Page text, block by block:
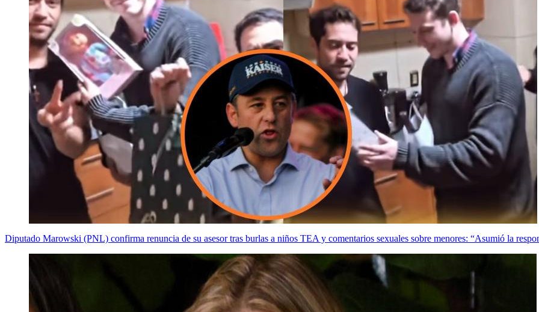
Diputado Marowski (PNL) confirma renuncia de su asesor tras burlas a niños TEA y comentarios sexuales sobre menores: “Asumió la